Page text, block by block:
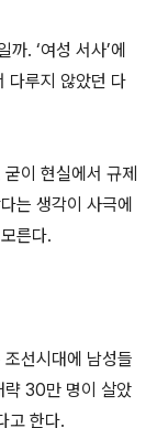
. ‘여성 서사’에
다루지 않았던 다
이 현실에서 규제
는 생각이 사극에
른다.
선시대에 남성들
략 30만 명이 살았
고 한다.